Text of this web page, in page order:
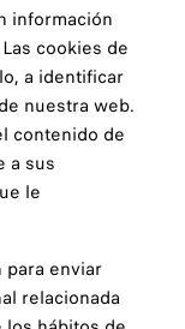
información
cookies de
a identificar
nuestra web.
contenido de
a sus
le
para enviar
relacionada